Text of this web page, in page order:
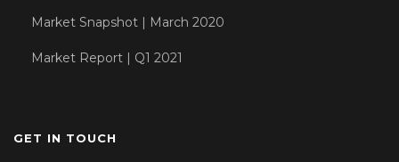
Market Snapshot | March 2020
Market Report | Q1 2021
GET IN TOUCH